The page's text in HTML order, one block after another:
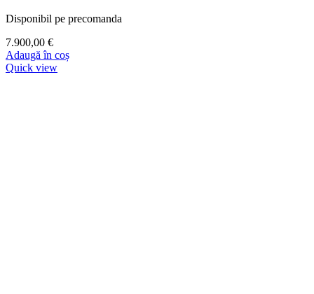
Disponibil pe precomanda
7.900,00 €
Adaugă în coș
Quick view